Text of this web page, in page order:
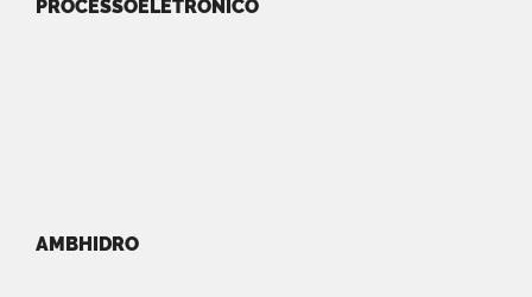
PROCESSOELETRONICO
AMBHIDRO